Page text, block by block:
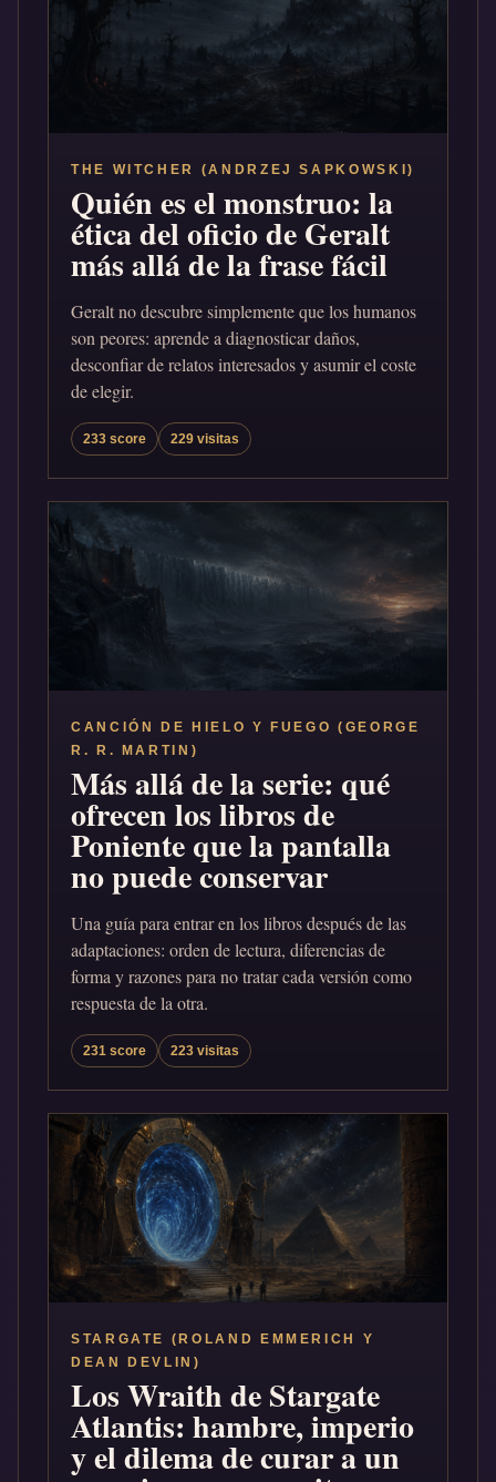
THE WITCHER (ANDRZEJ SAPKOWSKI)
Quién es el monstruo: la
ética del oficio de Geralt
más allá de la frase fácil
Geralt no descubre simplemente que los humanos
son peores: aprende a diagnosticar daños,
desconfiar de relatos interesados y asumir el coste
de elegir.
233 score 229 visitas
CANCIÓN DE HIELO Y FUEGO (GEORGE
R. R. MARTIN)
Más allá de la serie: qué
ofrecen los libros de
Poniente que la pantalla
no puede conservar
Una guía para entrar en los libros después de las
adaptaciones: orden de lectura, diferencias de
forma y razones para no tratar cada versión como
respuesta de la otra.
231 score 223 visitas
STARGATE (ROLAND EMMERICH Y
DEAN DEVLIN)
Los Wraith de Stargate
Atlantis: hambre, imperio
y el dilema de curar a un